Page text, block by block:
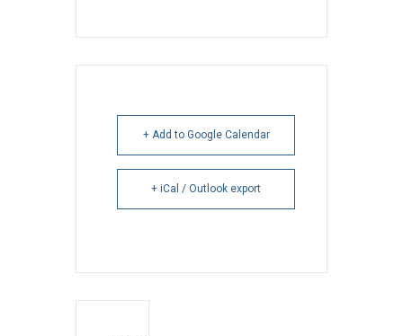
+ Add to Google Calendar
+ iCal / Outlook export